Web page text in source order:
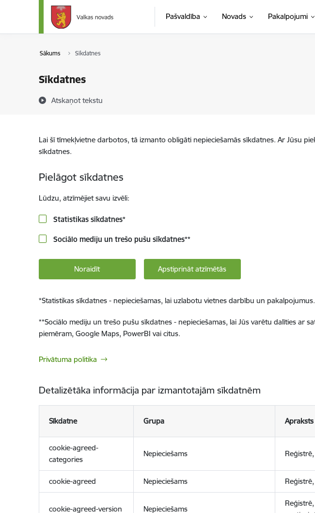
Pāriet uz lapas saturu
Pašvaldība Novads Pakalpojumi
Sākums Sīkdatnes
Sīkdatnes
Atskaņot tekstu
Lai šī tīmekļvietne darbotos, tā izmanto obligāti nepieciešamās sīkdatnes. Ar Jūsu
sīkdatnes.
Pielāgot sīkdatnes
Lūdzu, atzīmējiet savu izvēli:
Statistikas sīkdatnes*
Sociālo mediju un trešo pušu sīkdatnes**
Noraidīt Apstiprināt atzīmētās
*Statistikas sīkdatnes - nepieciešamas, lai uzlabotu vietnes darbību un pakalpojumus.
**Sociālo mediju un trešo pušu sīkdatnes - nepieciešamas, lai Jūs varētu dalīties ar
piemēram, Google Maps, PowerBI vai citus.
Privātuma politika
Detalizētāka informācija par izmantotajām sīkdatnēm
Sīkdatne Grupa Apraksts
cookie-agreed-
categories
Nepieciešams
cookie-agreed Nepieciešams
cookie-agreed-version Nepieciešams